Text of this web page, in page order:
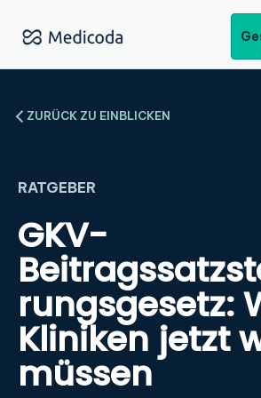
ZURÜCK ZU EINBLICKEN
RATGEBER
GKV-
rungsgesetz:
Kliniken jetzt
müssen